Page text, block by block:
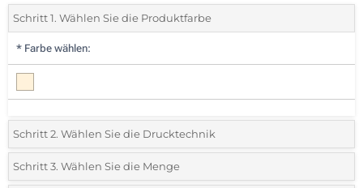
Schritt 1. Wählen Sie die Produktfarbe
* Farbe wählen:
Schritt 2. Wählen Sie die Drucktechnik
*Wählen Sie die Druck- und Farbtechniken für Ihr Logo:
Schritt 3. Wählen Sie die Menge